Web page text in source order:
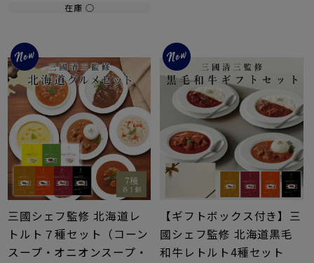
在庫 ○
三國シェフ監修 北海道レ
トルト７種セット（コーン
スープ・オニオンスープ・
【ギフトボックス付き】三
國シェフ監修 北海道黒毛
和牛レトルト4種セット